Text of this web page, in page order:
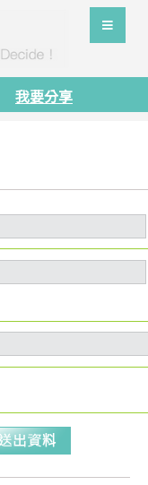
我要分享